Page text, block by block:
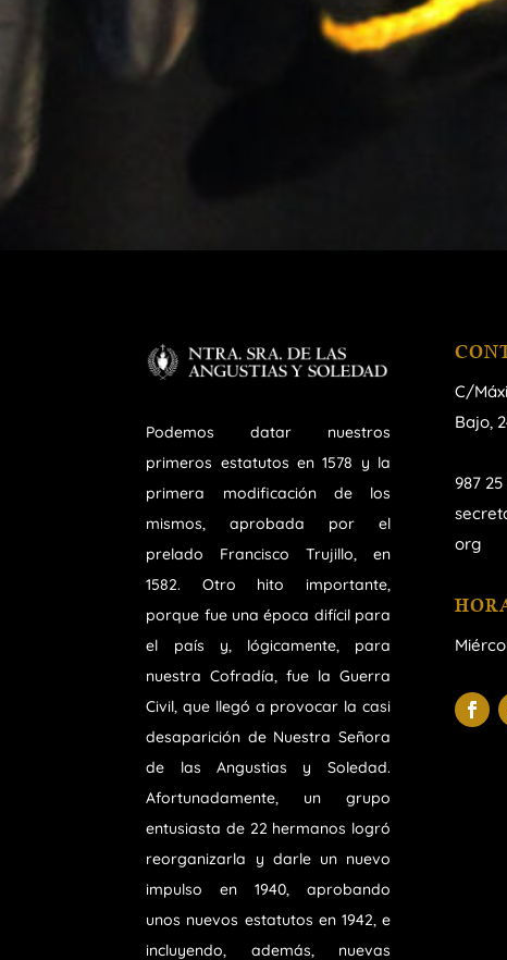
Podemos datar nuestros
primeros estatutos en 1578 y la
primera modificación de los
mismos, aprobada por el
prelado Francisco Trujillo, en
1582. Otro hito importante,
porque fue una época difícil para
el país y, lógicamente, para
nuestra Cofradía, fue la Guerra
Civil, que llegó a provocar la casi
desaparición de Nuestra Señora
de las Angustias y Soledad.
Afortunadamente, un grupo
entusiasta de 22 hermanos logró
reorganizarla y darle un nuevo
impulso en 1940, aprobando
unos nuevos estatutos en 1942, e
incluyendo, además, nuevas
C/
Bajo,
987 25
org